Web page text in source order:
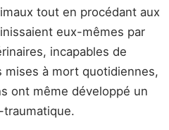
tout en procédant aux
eux-mêmes par
incapables de
mises à mort quotidiennes,
ont même développé un